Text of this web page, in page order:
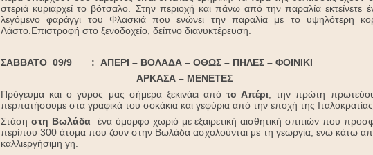
στεριά κυριαρχεί το βότσαλο. Στην περιοχή και πάνω από την παραλία εκτείνετε
λεγόμενοφαράγγι του Φλασκιάπου ενώνει την παραλία με το υψηλότερη
Λάστο .Επιστροφή στο ξενοδοχείο, δείπνο διανυκτέρευση.
ΣΑΒΒΑΤΟ 09/9 : ΑΠΕΡΙ – ΒΟΛΑΔΑ – ΟΘΩΣ – ΠΗΛΕΣ – ΦΟΙΝΙΚΙ
ΑΡΚΑΣΑ – ΜΕΝΕΤΕΣ
Πρόγευμα και ο γύρος μας σήμερα ξεκινάει από το Απέρι , την πρώτη
περπατήσουμε στα γραφικά του σοκάκια και γεφύρια από την εποχή της Ιταλοκρατίας.
Στάση στη Βωλάδαένα όμορφο χωριό με εξαιρετική αισθητική σπιτιών που
περίπου 300 άτομα που ζουν στην Βωλάδα ασχολούνται με τη γεωργία, ενώ κάτω
καλλιεργήσιμη γη.